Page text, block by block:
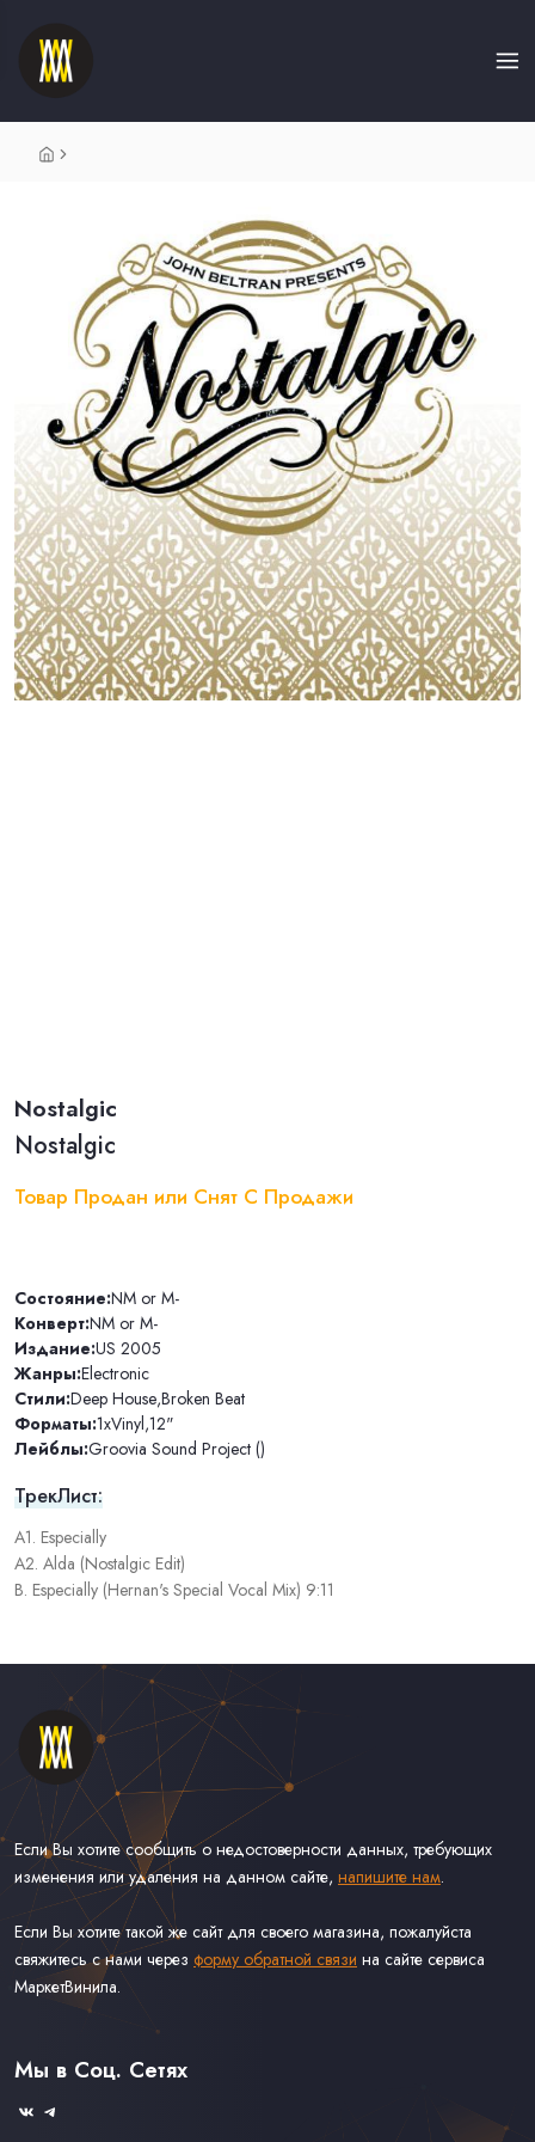
Nostalgic
Nostalgic
Товар Продан или Снят С Продажи
Состояние:NM or M-
Конверт:NM or M-
Издание:US 2005
Жанры:Electronic
Стили:Deep House,Broken Beat
Форматы:1xVinyl,12"
Лейблы:Groovia Sound Project ()
ТрекЛист:
A1. Especially
A2. Alda (Nostalgic Edit)
B. Especially (Hernan's Special Vocal Mix) 9:11
Если Вы хотите сообщить о недостоверности данных, требующих
изменения или удаления на данном сайте, напишите нам.
Если Вы хотите такой же сайт для своего магазина, пожалуйста
свяжитесь с нами через форму обратной связи на сайте сервиса
МаркетВинила.
Каталог Винила, CD и Кассет
Доставка и Оплата
Связаться С Нами
Мы в Соц. Сетях